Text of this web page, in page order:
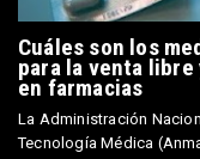
Cuáles son los
para la venta
en farmacias
La Administración
Tecnología Médica